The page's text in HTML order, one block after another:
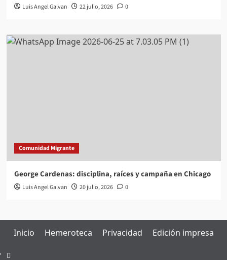
Luis Angel Galvan 22 julio, 2026 0
Comunidad Migrante
George Cardenas: disciplina, raíces y campaña en Chicago
Luis Angel Galvan 20 julio, 2026 0
Inicio Hemeroteca Privacidad Edición impresa
Inicio